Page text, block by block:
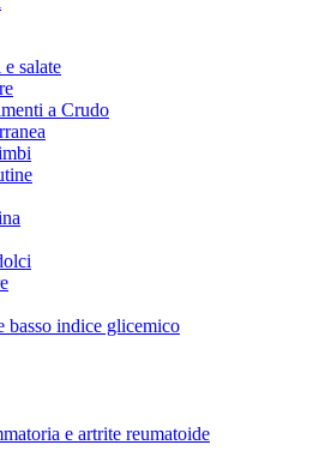
salate
a Crudo
basso indice glicemico
e artrite reumatoide